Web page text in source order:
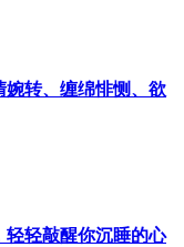
婉转、缠绵悱恻、欲
轻轻敲醒你沉睡的心